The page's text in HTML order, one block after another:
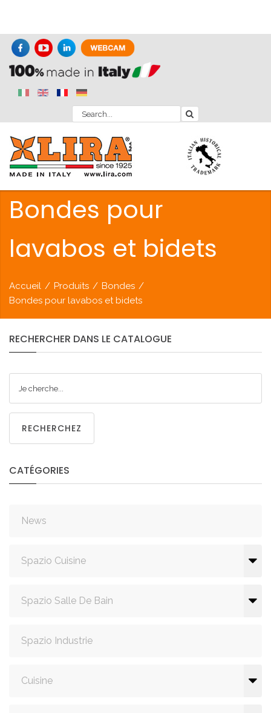
Bondes pour
lavabos et bidets
Accueil / Produits / Bondes /
Bondes pour lavabos et bidets
RECHERCHER DANS LE CATALOGUE
RECHERCHEZ
CATÉGORIES
News
Spazio Cuisine
Spazio Salle De Bain
Spazio Industrie
Cuisine